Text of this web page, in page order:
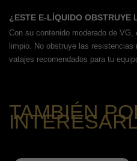
¿ESTE E-LÍQUIDO OBSTRUYE
Con su contenido moderado de
limpio. No obstruye las
vatajes recomendados para tu
TAMBIÉN